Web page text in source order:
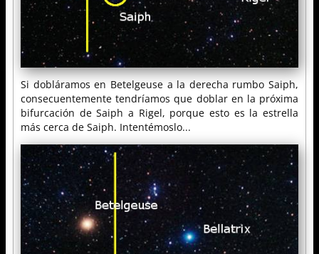
Si dobláramos en Betelgeuse a la derecha rumbo Saiph,
consecuentemente tendríamos que doblar en la próxima
bifurcación de Saiph a Rigel, porque esto es la estrella
más cerca de Saiph. Intentémoslo...